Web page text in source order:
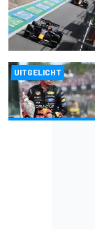
UITGELICHT